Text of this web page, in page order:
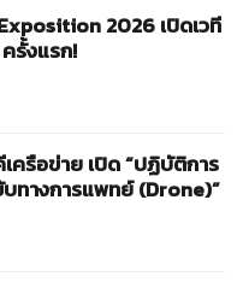
2026 เปิดเวที
รั้งแรก!
ครือข่าย เปิด “ปฏิบัติการ
ทางการแพทย์ (Drone)”